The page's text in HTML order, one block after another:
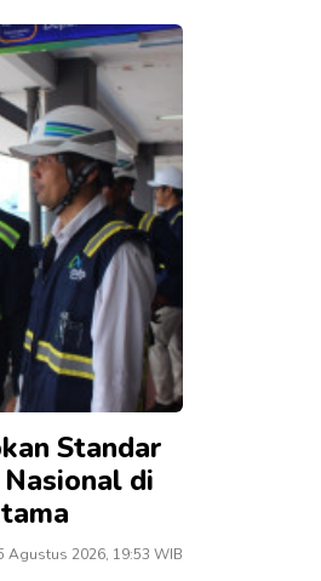
Standar
di
Agustus 2026, 19:53 WIB